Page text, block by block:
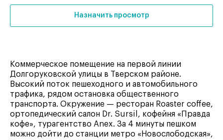
Назначить просмотр
Коммерческое помещение на первой линии
Долгоруковской улицы в Тверском районе.
Высокий поток пешеходного и автомобильного
трафика, рядом остановка общественного
транспорта. Окружение — ресторан Roaster coffee,
ортопедический салон Dr. Sursil, кофейня «Правда
кофе», турагентство Anex. За 4 минуты пешком
можно дойти до станции метро «Новослободская»,